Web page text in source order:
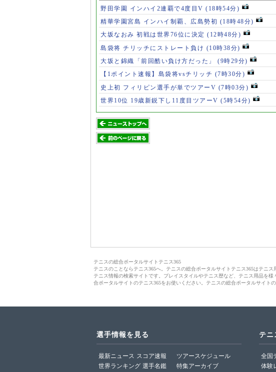
野田学園 インハイ2連覇で4度目V (18時54分)
精華学園宮島 インハイ制覇、広島勢初 (18時48分)
大坂なおみ 初戦は世界76位に決定 (12時48分)
島袋将 チリッチにストレート負け (10時38分)
大坂と錦織「前回酷い負け方だった」 (9時29分)
【1ポイント速報】島袋将vsチリッチ (7時30分)
史上初 フィリピン選手が単でツアーV (7時03分)
世界10位 19歳新鋭下し11度目ツアーV (5時54分)
テニスの総合ポータルサイトテニス365
テニスのことならテニス365へ。テニスの総合ポータルサイトテニス365はテニ
テニス情報の検索サイトです。プレイスタイルやテニス歴など、テニス用品を
合ポータルサイトのテニス365をお使いください。テニスの総合ポータルサイト
選手情報を見る
最新ニュース スコア速報
世界ランキング 選手名鑑
ツアースケジュール
特集アーカイブ
テニ
全国
体験